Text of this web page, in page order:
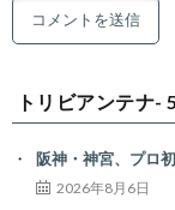
トリビアンテナ-
阪神・神宮、プロ
2026年8月6日